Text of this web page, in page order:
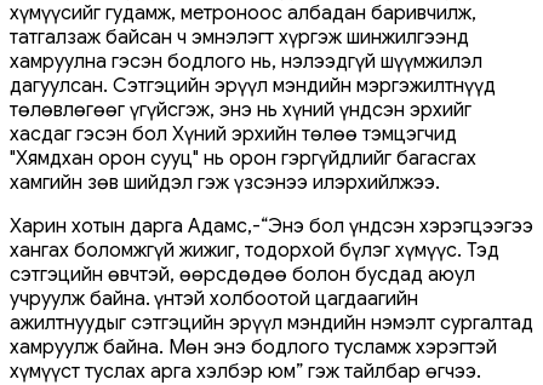
хүмүүсийг гудамж, метроноос албадан баривчилж,
татгалзаж байсан ч эмнэлэгт хүргэж шинжилгээнд
хамруулна гэсэн бодлого нь, нэлээдгүй шүүмжилэл
дагуулсан. Сэтгэцийн эрүүл мэндийн мэргэжилтнүүд
төлөвлөгөөг үгүйсгэж, энэ нь хүний үндсэн эрхийг
хасдаг гэсэн бол Хүний эрхийн төлөө тэмцэгчид
"Хямдхан орон сууц" нь орон гэргүйдлийг багасгах
хамгийн зөв шийдэл гэж үзсэнээ илэрхийлжээ.
Харин хотын дарга Адамс,-“Энэ бол үндсэн хэрэгцээгээ
хангах боломжгүй жижиг, тодорхой бүлэг хүмүүс. Тэд
сэтгэцийн өвчтэй, өөрсдөдөө болон бусдад аюул
учруулж байна. Үүнтэй холбоотой цагдаагийн
ажилтнуудыг сэтгэцийн эрүүл мэндийн нэмэлт сургалтад
хамруулж байна. Мөн энэ бодлого тусламж хэрэгтэй
хүмүүст туслах арга хэлбэр юм” гэж тайлбар өгчээ.